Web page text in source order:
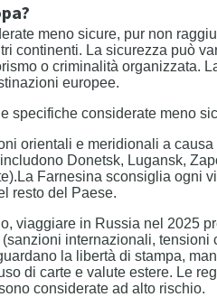
meno sicure, pur non
continenti. La sicurezza può
o criminalità organizzata.
europee.
specifiche considerate meno
orientali e meridionali a
Donetsk, Lugansk,
Farnesina sconsiglia ogni
resto del Paese.
viaggiare in Russia nel 2025
internazionali, tensioni
la libertà di stampa,
di carte e valute estere. Le
considerate ad alto rischio.